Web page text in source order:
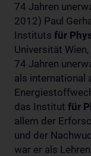
74 Jahren
2012) Paul
Instituts für
Universität
74 Jahren
als international
das Institut für
allem der
und der
war er als